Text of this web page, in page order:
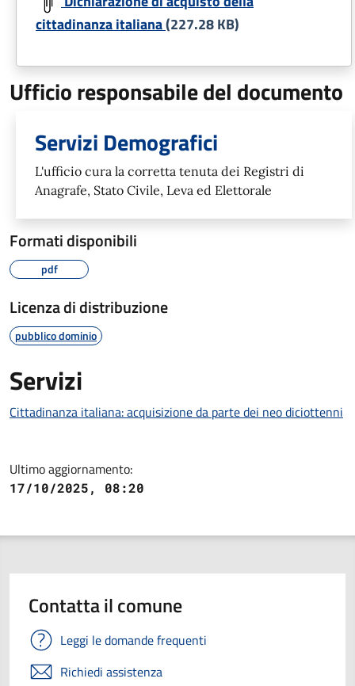
cittadinanza italiana(227.28 KB)
Ufficio responsabile del documento
Servizi Demografici
L'ufficio cura la corretta tenuta dei Registri di
Anagrafe, Stato Civile, Leva ed Elettorale
Formati disponibili
pdf
Licenza di distribuzione
pubblico dominio
Servizi
Cittadinanza italiana: acquisizione da parte dei neo diciottenni
Ultimo aggiornamento:
17/10/2025, 08:20
Contatta il comune
Leggi le domande frequenti
Richiedi assistenza